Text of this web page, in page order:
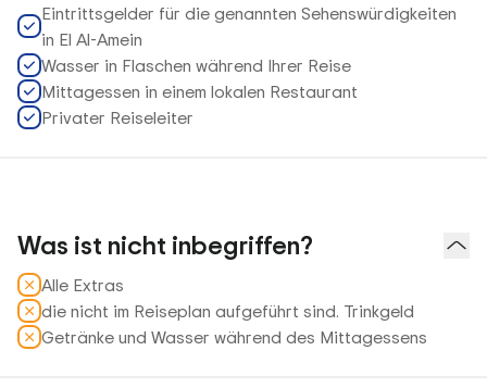
Eintrittsgelder für die genannten Sehenswürdigkeiten
in El Al-Amein
Wasser in Flaschen während Ihrer Reise
Mittagessen in einem lokalen Restaurant
Privater Reiseleiter
Was ist nicht inbegriffen?
Alle Extras
die nicht im Reiseplan aufgeführt sind. Trinkgeld
Getränke und Wasser während des Mittagessens